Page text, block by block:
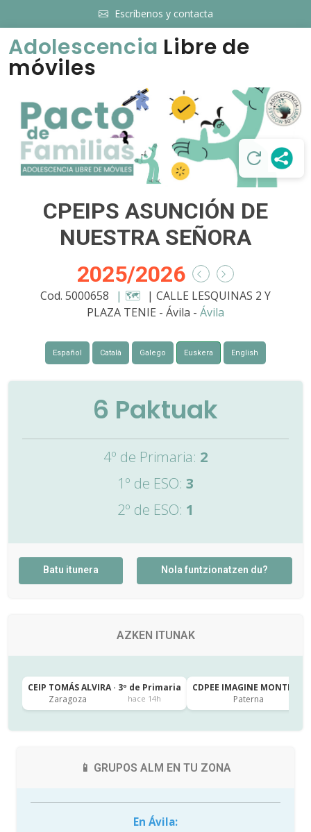
Escríbenos y contacta
Adolescencia Libre de
móviles
CPEIPS ASUNCIÓN DE
NUESTRA SEÑORA
2025/2026
Cod. 5000658 | 🗺️ | CALLE LESQUINAS 2 Y
PLAZA TENIE - Ávila - Ávila
Español Català Galego Euskera English
6 Paktuak
4º de Primaria: 2
1º de ESO: 3
2º de ESO: 1
Batu itunera Nola funtzionatzen du?
AZKEN ITUNAK
CEIP TOMÁS ALVIRA · 3º de Primaria
Zaragoza
hace 14h
CDPEE IMAGINE
Paterna
📱 GRUPOS ALM EN TU ZONA
En Ávila: